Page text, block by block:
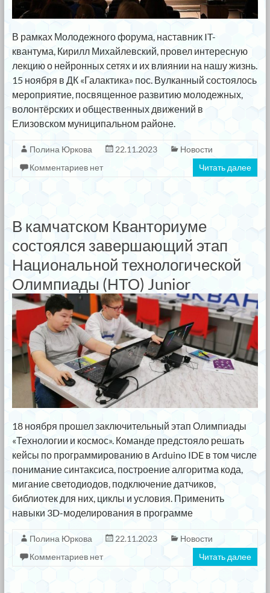
В рамках Молодежного форума, наставник IT-
квантума, Кирилл Михайлевский, провел интересную
лекцию о нейронных сетях и их влиянии на нашу жизнь.
15 ноября в ДК «Галактика» пос. Вулканный состоялось
мероприятие, посвященное развитию молодежных,
волонтёрских и общественных движений в
Елизовском муниципальном районе.
Полина Юркова 22.11.2023
Новости
Комментариев нет
Читать далее
В камчатском Кванториуме
состоялся завершающий этап
Национальной технологической
Олимпиады (НТО) Junior
18 ноября прошел заключительный этап Олимпиады
«Технологии и космос». Команде предстояло решать
кейсы по программированию в Arduino IDE в том числе
понимание синтаксиса, построение алгоритма кода,
мигание светодиодов, подключение датчиков,
библиотек для них, циклы и условия. Применить
навыки 3D-моделирования в программе
Полина Юркова 22.11.2023
Новости
Комментариев нет
Читать далее